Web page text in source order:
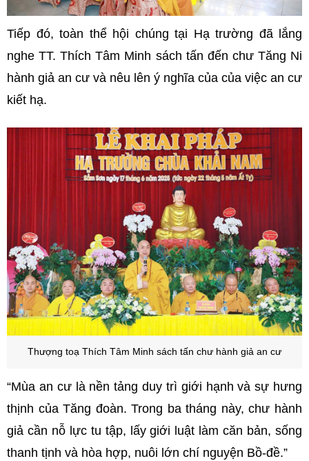
Tiếp đó, toàn thể hội chúng tại Hạ trường đã lắng
nghe TT. Thích Tâm Minh sách tấn đến chư Tăng Ni
hành giả an cư và nêu lên ý nghĩa của của việc an cư
kiết hạ.
Thượng toạ Thích Tâm Minh sách tấn chư hành giả an cư
“Mùa an cư là nền tảng duy trì giới hạnh và sự hưng
thịnh của Tăng đoàn. Trong ba tháng này, chư hành
giả cần nỗ lực tu tập, lấy giới luật làm căn bản, sống
thanh tịnh và hòa hợp, nuôi lớn chí nguyện Bồ-đề.”